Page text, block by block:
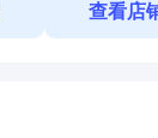
查看店